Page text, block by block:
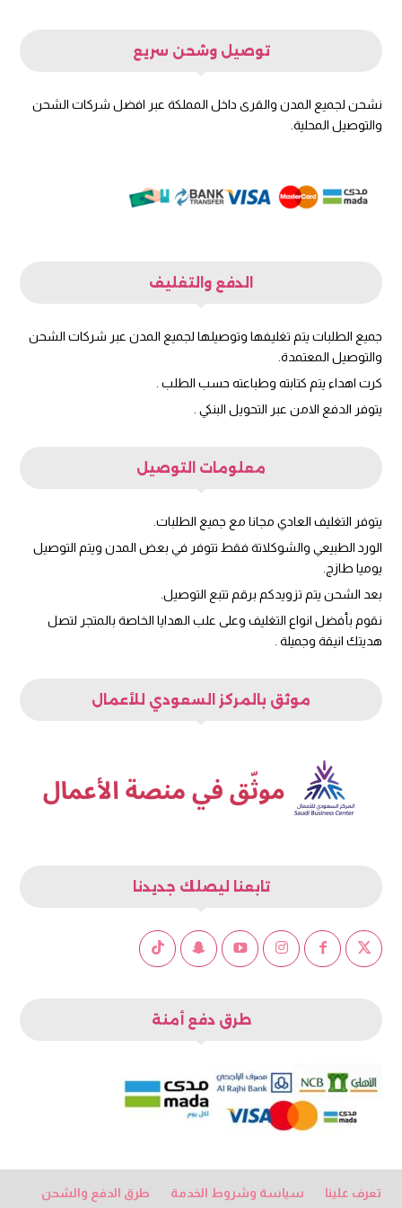
توصيل وشحن سريع
نشحن لجميع المدن والقرى داخل المملكة عبر افضل شركات الشحن
والتوصيل المحلية.
الدفع والتغليف
جميع الطلبات يتم تغليفها وتوصيلها لجميع المدن عبر شركات الشحن
والتوصيل المعتمدة.
كرت اهداء يتم كتابته وطباعته حسب الطلب .
يتوفر الدفع الامن عبر التحويل البنكي .
معلومات التوصيل
يتوفر التغليف العادي مجانا مع جميع الطلبات.
الورد الطبيعي والشوكلاتة فقط تتوفر في بعض المدن ويتم التوصيل
يوميا طازج.
بعد الشحن يتم تزويدكم برقم تتبع التوصيل.
نقوم بأفضل انواع التغليف وعلى علب الهدايا الخاصة بالمتجر لتصل
هديتك انيقة وجميلة .
موثق بالمركز السعودي للأعمال
تابعنا ليصلك جديدنا
طرق دفع أمنة
تعرف علينا سياسة وشروط الخدمة طرق الدفع والشحن